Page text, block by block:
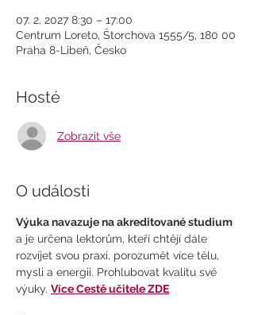
07. 2. 2027 8:30 – 17:00
Centrum Loreto, Štorchova 1555/5, 180 00
Praha 8-Libeň, Česko
Hosté
Zobrazit vše
O události
Výuka navazuje na akreditované studium
a je určena lektorům, kteří chtějí dále
rozvíjet svou praxi, porozumět více tělu,
mysli a energii. Prohlubovat kvalitu své
výuky. Více Cestě učitele ZDE